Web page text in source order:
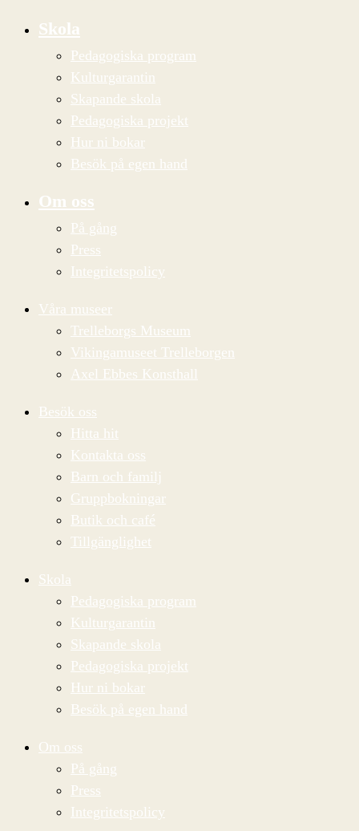
Skola
Pedagogiska program
Kulturgarantin
Skapande skola
Pedagogiska projekt
Hur ni bokar
Besök på egen hand
Om oss
På gång
Press
Integritetspolicy
Våra museer
Trelleborgs Museum
Vikingamuseet Trelleborgen
Axel Ebbes Konsthall
Besök oss
Hitta hit
Kontakta oss
Barn och familj
Gruppbokningar
Butik och café
Tillgänglighet
Skola
Pedagogiska program
Kulturgarantin
Skapande skola
Pedagogiska projekt
Hur ni bokar
Besök på egen hand
Om oss
På gång
Press
Integritetspolicy